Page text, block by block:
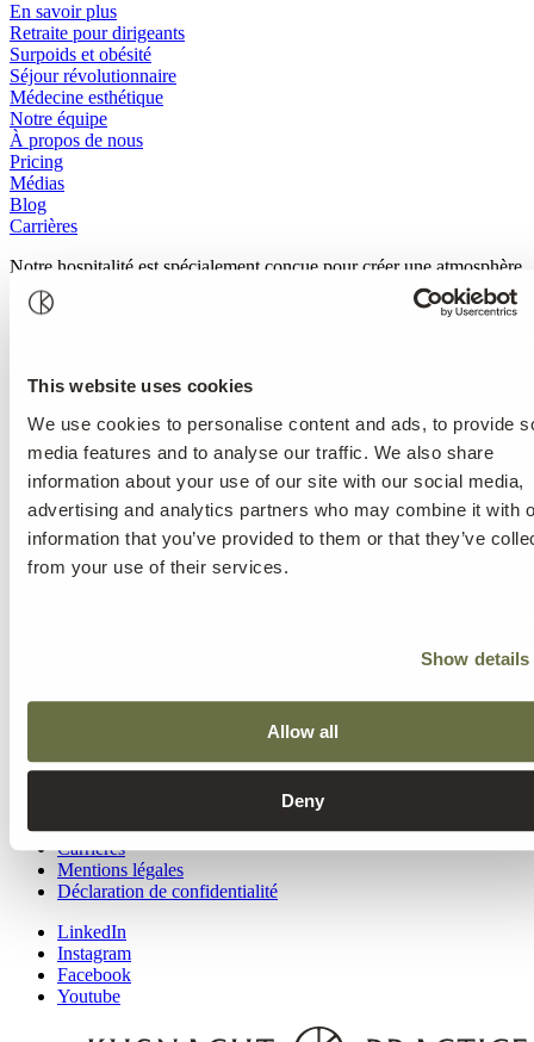
This website uses cookies
We use cookies to personalise content and ads, to provide
media features and to analyse our traffic. We also share
information about your use of our site with our social media,
advertising and analytics partners who may combine it with
information that you’ve provided to them or that they’ve
from your use of their services.
Show details
Allow all
Deny
En savoir plus
Retraite pour dirigeants
Surpoids et obésité
Séjour révolutionnaire
Médecine esthétique
Notre équipe
À propos de nous
Pricing
Médias
Blog
Carrières
Notre hospitalité est spécialement conçue pour créer une atmosphère
de calme, de confort et de discrétion totale. Grâce à un
accompagnement personnalisé, fluide et intuitif, adapté à vos
Hospitalité
We approach every enquiry with discretion and care — your first
step towards personalised, transformative treatment.
Santé mentale et dépendance
Blog
Contact
Carrières
Mentions légales
Déclaration de confidentialité
LinkedIn
Instagram
Facebook
Youtube